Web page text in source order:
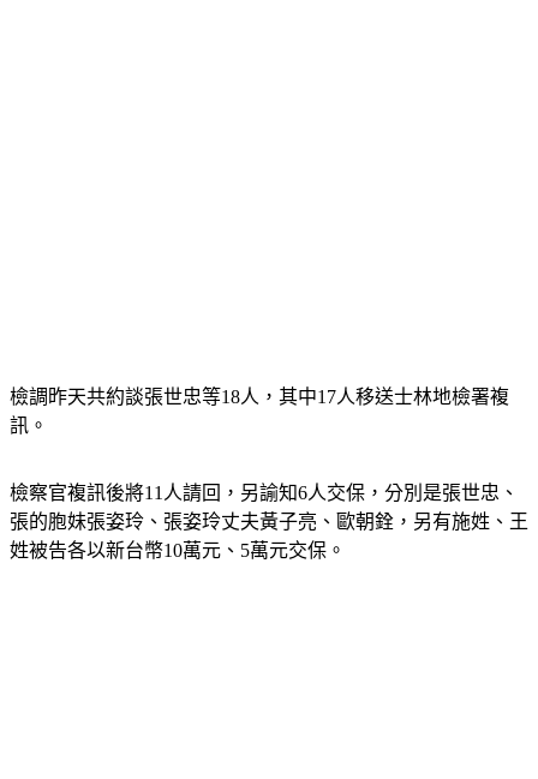
檢調昨天共約談張世忠等18人，其中17人移送士林地檢署複
訊。
檢察官複訊後將11人請回，另諭知6人交保，分別是張世忠、
張的胞妹張姿玲、張姿玲丈夫黃子亮、歐朝銓，另有施姓、王
姓被告各以新台幣10萬元、5萬元交保。